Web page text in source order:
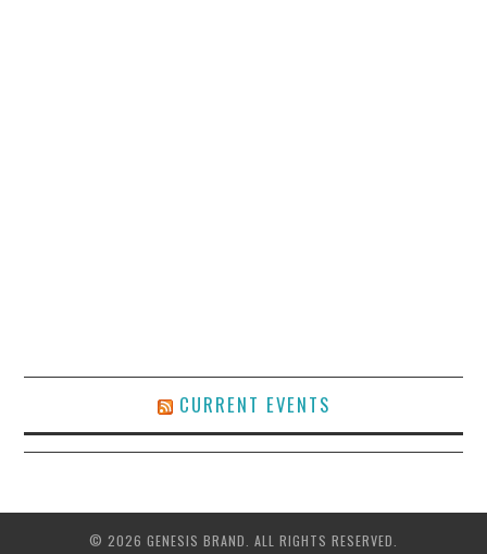
CURRENT EVENTS
© 2026 GENESIS BRAND. ALL RIGHTS RESERVED.